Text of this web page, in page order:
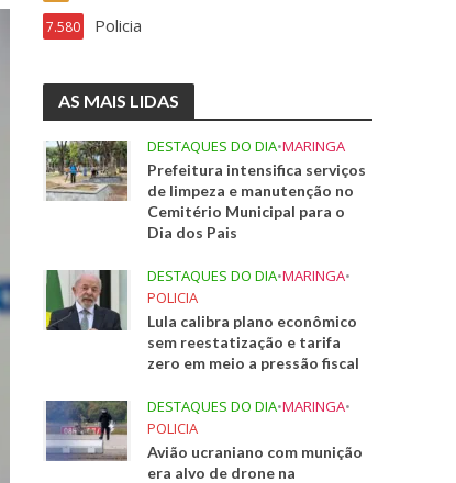
Policia
7.580
AS MAIS LIDAS
DESTAQUES DO DIA•MARINGA
Prefeitura intensifica serviços
de limpeza e manutenção no
Cemitério Municipal para o
Dia dos Pais
DESTAQUES DO DIA•MARINGA•
POLICIA
Lula calibra plano econômico
sem reestatização e tarifa
zero em meio a pressão fiscal
DESTAQUES DO DIA•MARINGA•
POLICIA
Avião ucraniano com munição
era alvo de drone na